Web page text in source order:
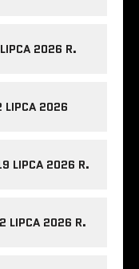
2026 R.
LIPCA 2026
LIPCA 2026 R.
LIPCA 2026 R.